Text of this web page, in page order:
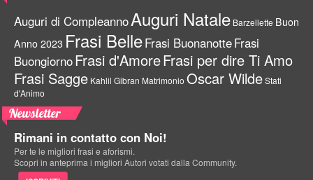
Auguri di CompleannoAuguri Natale Barzellette Buon
Anno 2023 Frasi BelleFrasi BuonanotteFrasi
BuongiornoFrasi d'AmoreFrasi per dire Ti Amo
Frasi Sagge Kahlil Gibran Matrimonio Oscar WildeStati
d'Animo
Newsletter
Rimani in contatto con Noi!
Per te le migliori frasi e aforismi.
Scopri in anteprima i migliori Autori votati dalla Community.